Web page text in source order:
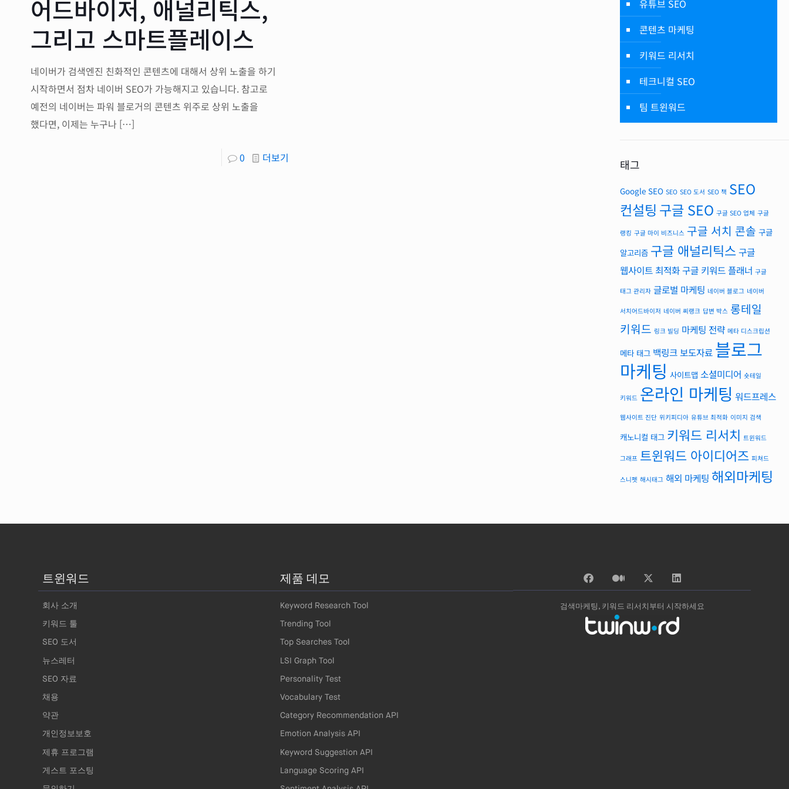
어드바이저, 애널리틱스,
그리고 스마트플레이스
네이버가 검색엔진 친화적인 콘텐츠에 대해서 상위 노출을 하기
시작하면서 점차 네이버 SEO가 가능해지고 있습니다. 참고로
예전의 네이버는 파워 블로거의 콘텐츠 위주로 상위 노출을
했다면, 이제는 누구나 […]
0 더보기
유튜브 SEO
콘텐츠 마케팅
키워드 리서치
테크니컬 SEO
팀 트윈워드
태그
Google SEO SEO SEO 도서 SEO 책 SEO
컨설팅 구글 SEO 구글 SEO 업체 구글
랭킹 구글 마이 비즈니스 구글 서치 콘솔 구글
알고리즘 구글 애널리틱스구글
웹사이트 최적화구글 키워드 플래너 구글
태그 관리자 글로벌 마케팅 네이버 블로그 네이버
서치어드바이저 네이버 씨랭크 답변 박스 롱테일
키워드 링크 빌딩 마케팅 전략 메타 디스크립션
메타 태그 백링크보도자료 블로그
마케팅 사이트맵 소셜미디어 숏테일
키워드 온라인 마케팅 워드프레스
웹사이트 진단 위키피디아 유튜브 최적화 이미지 검색
캐노니컬 태그 키워드 리서치 트윈워드
그래프 트윈워드 아이디어즈 피쳐드
스니펫 해시태그 해외 마케팅 해외마케팅
트윈워드
회사 소개
키워드 툴
SEO 도서
뉴스레터
SEO 자료
채용
약관
개인정보보호
제휴 프로그램
게스트 포스팅
제품 데모
Keyword Research Tool
Trending Tool
Top Searches Tool
LSI Graph Tool
Personality Test
Vocabulary Test
Category Recommendation API
Emotion Analysis API
Keyword Suggestion API
Language Scoring API
검색마케팅, 키워드 리서치부터 시작하세요